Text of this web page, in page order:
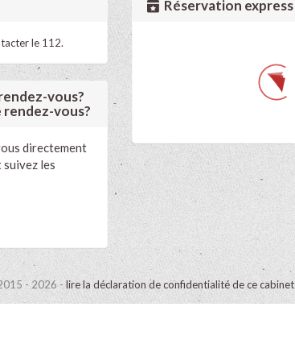
le 112.
vous?
vous?
directement
suivez les
Réservation express
- 2026 -lire la déclaration de confidentialité de ce cabinet